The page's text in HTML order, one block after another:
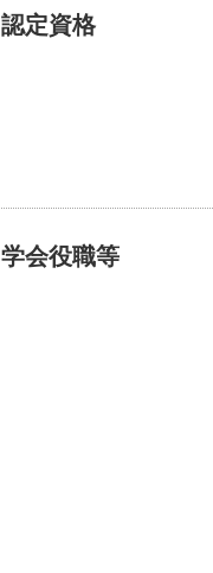
認定資格
学会役職等